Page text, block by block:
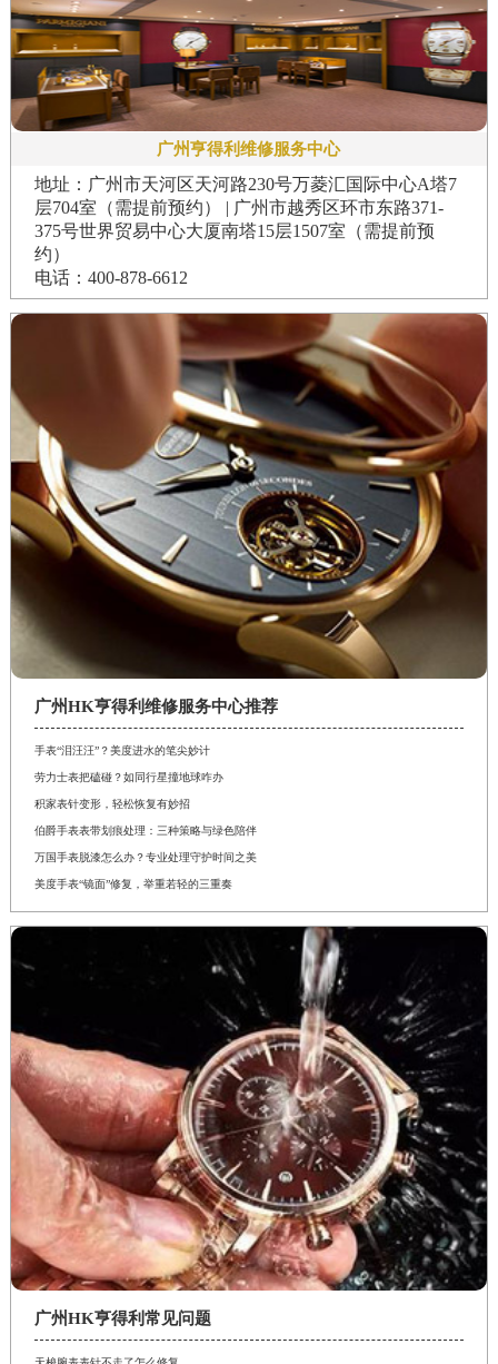
广州亨得利维修服务中心
地址：广州市天河区天河路230号万菱汇国际中心A塔7
层704室（需提前预约） | 广州市越秀区环市东路371-
375号世界贸易中心大厦南塔15层1507室（需提前预
约）
电话：400-878-6612
广州HK亨得利维修服务中心推荐
手表“泪汪汪”？美度进水的笔尖妙计
劳力士表把磕碰？如同行星撞地球咋办
积家表针变形，轻松恢复有妙招
伯爵手表表带划痕处理：三种策略与绿色陪伴
万国手表脱漆怎么办？专业处理守护时间之美
美度手表“镜面”修复，举重若轻的三重奏
广州HK亨得利常见问题